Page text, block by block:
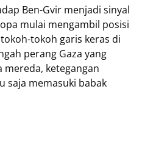
Ben-Gvir menjadi sinyal
mulai mengambil posisi
tokoh garis keras di
perang Gaza yang
ketegangan
saja memasuki babak